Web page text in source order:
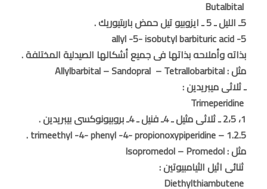
5ـ الليل ـ 5 ـ ايزوبيو تيل حمض باربتيوريك .
5- allyl -5- isobutyl barbituric acid
بذاته وأملاحه بذاتها فى جميع أشكالها الصيدلية المختلفة .
مثل : Allylbarbital – Sandopral – Tetrallobarbital
ـ ثلاثى ميبريدين :
1، 2،5 ـ ثلاثى مثيل ـ 4ـ فنيل ـ 4ـ بروبيونوكسى بيبريدين .
1.2.5 – trimeethyl -4- phenyl -4- propionoxypiperidine .
مثل : Isopromedol – Promedol
ثنائى اثيل الثيامبيوتين :